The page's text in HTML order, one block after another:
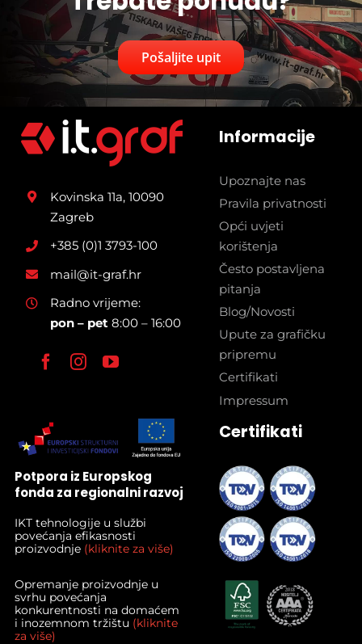
Pošaljite upit
Kovinska 11a, 10090
Zagreb
+385 (0)1 3793-100
mail@it-graf.hr
Radno vrijeme:
pon – pet 8:00 – 16:00
Informacije
Upoznajte nas
Pravila privatnosti
Opći uvjeti
korištenja
Često postavljena
pitanja
Blog/Novosti
Upute za grafičku
pripremu
Certifikati
Impressum
Potpora iz Europskog
fonda za regionalni razvoj
IKT tehnologije u službi
povećanja efikasnosti
proizvodnje (kliknite za više)
Opremanje proizvodnje u
svrhu povećanja
konkurentnosti na domaćem
i inozemnom tržištu (kliknite
za više)
Certifikati